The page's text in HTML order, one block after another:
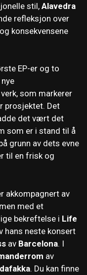
stil, Alavedra
refleksjon over
konsekvensene
EP-er og to
som markerer
prosjektet. Det
det vært det
som er i stand til å
grunn av dets evne
til en frisk og
akkompagnert av
med et
bekreftelse i Life
hans neste konsert
av Barcelona. I
av
. Du kan finne